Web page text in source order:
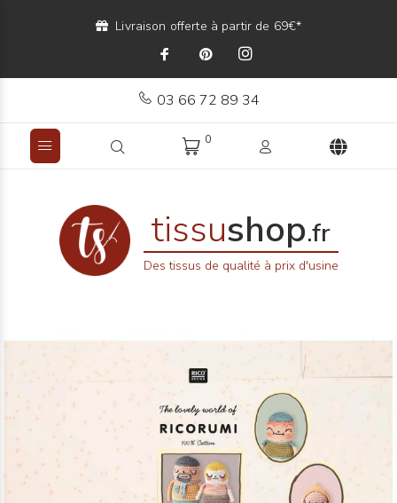
Livraison offerte à partir de 69€*
03 66 72 89 34
0
tissushop.fr
Des tissus de qualité à prix d'usine